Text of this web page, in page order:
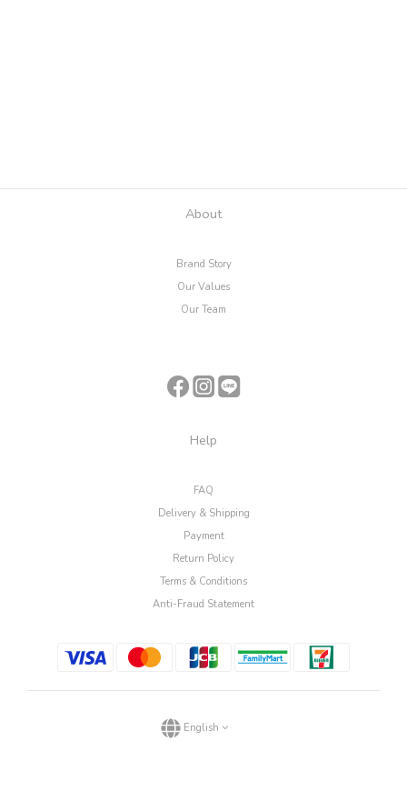
About
Brand Story
Our Values
Our Team
Help
FAQ
Delivery & Shipping
Payment
Return Policy
Terms & Conditions
Anti-Fraud Statement
English